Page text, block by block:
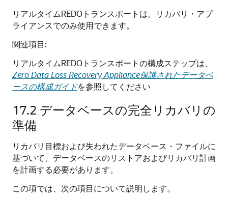
リアルタイムREDOトランスポートは、リカバリ・アプ
ライアンスでのみ使用できます。
関連項目:
リアルタイムREDOトランスポートの構成ステップは、
Zero Data Loss Recovery Appliance保護されたデータベ
ースの構成ガイドを参照してください
17.2 データベースの完全リカバリの
準備
リカバリ目標および失われたデータベース・ファイルに
基づいて、データベースのリストアおよびリカバリ計画
を計画する必要があります。
この項では、次の項目について説明します。